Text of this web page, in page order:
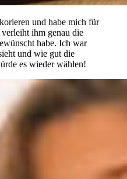
und habe mich für
ihm genau die
habe. Ich war
und wie gut die
es wieder wählen!